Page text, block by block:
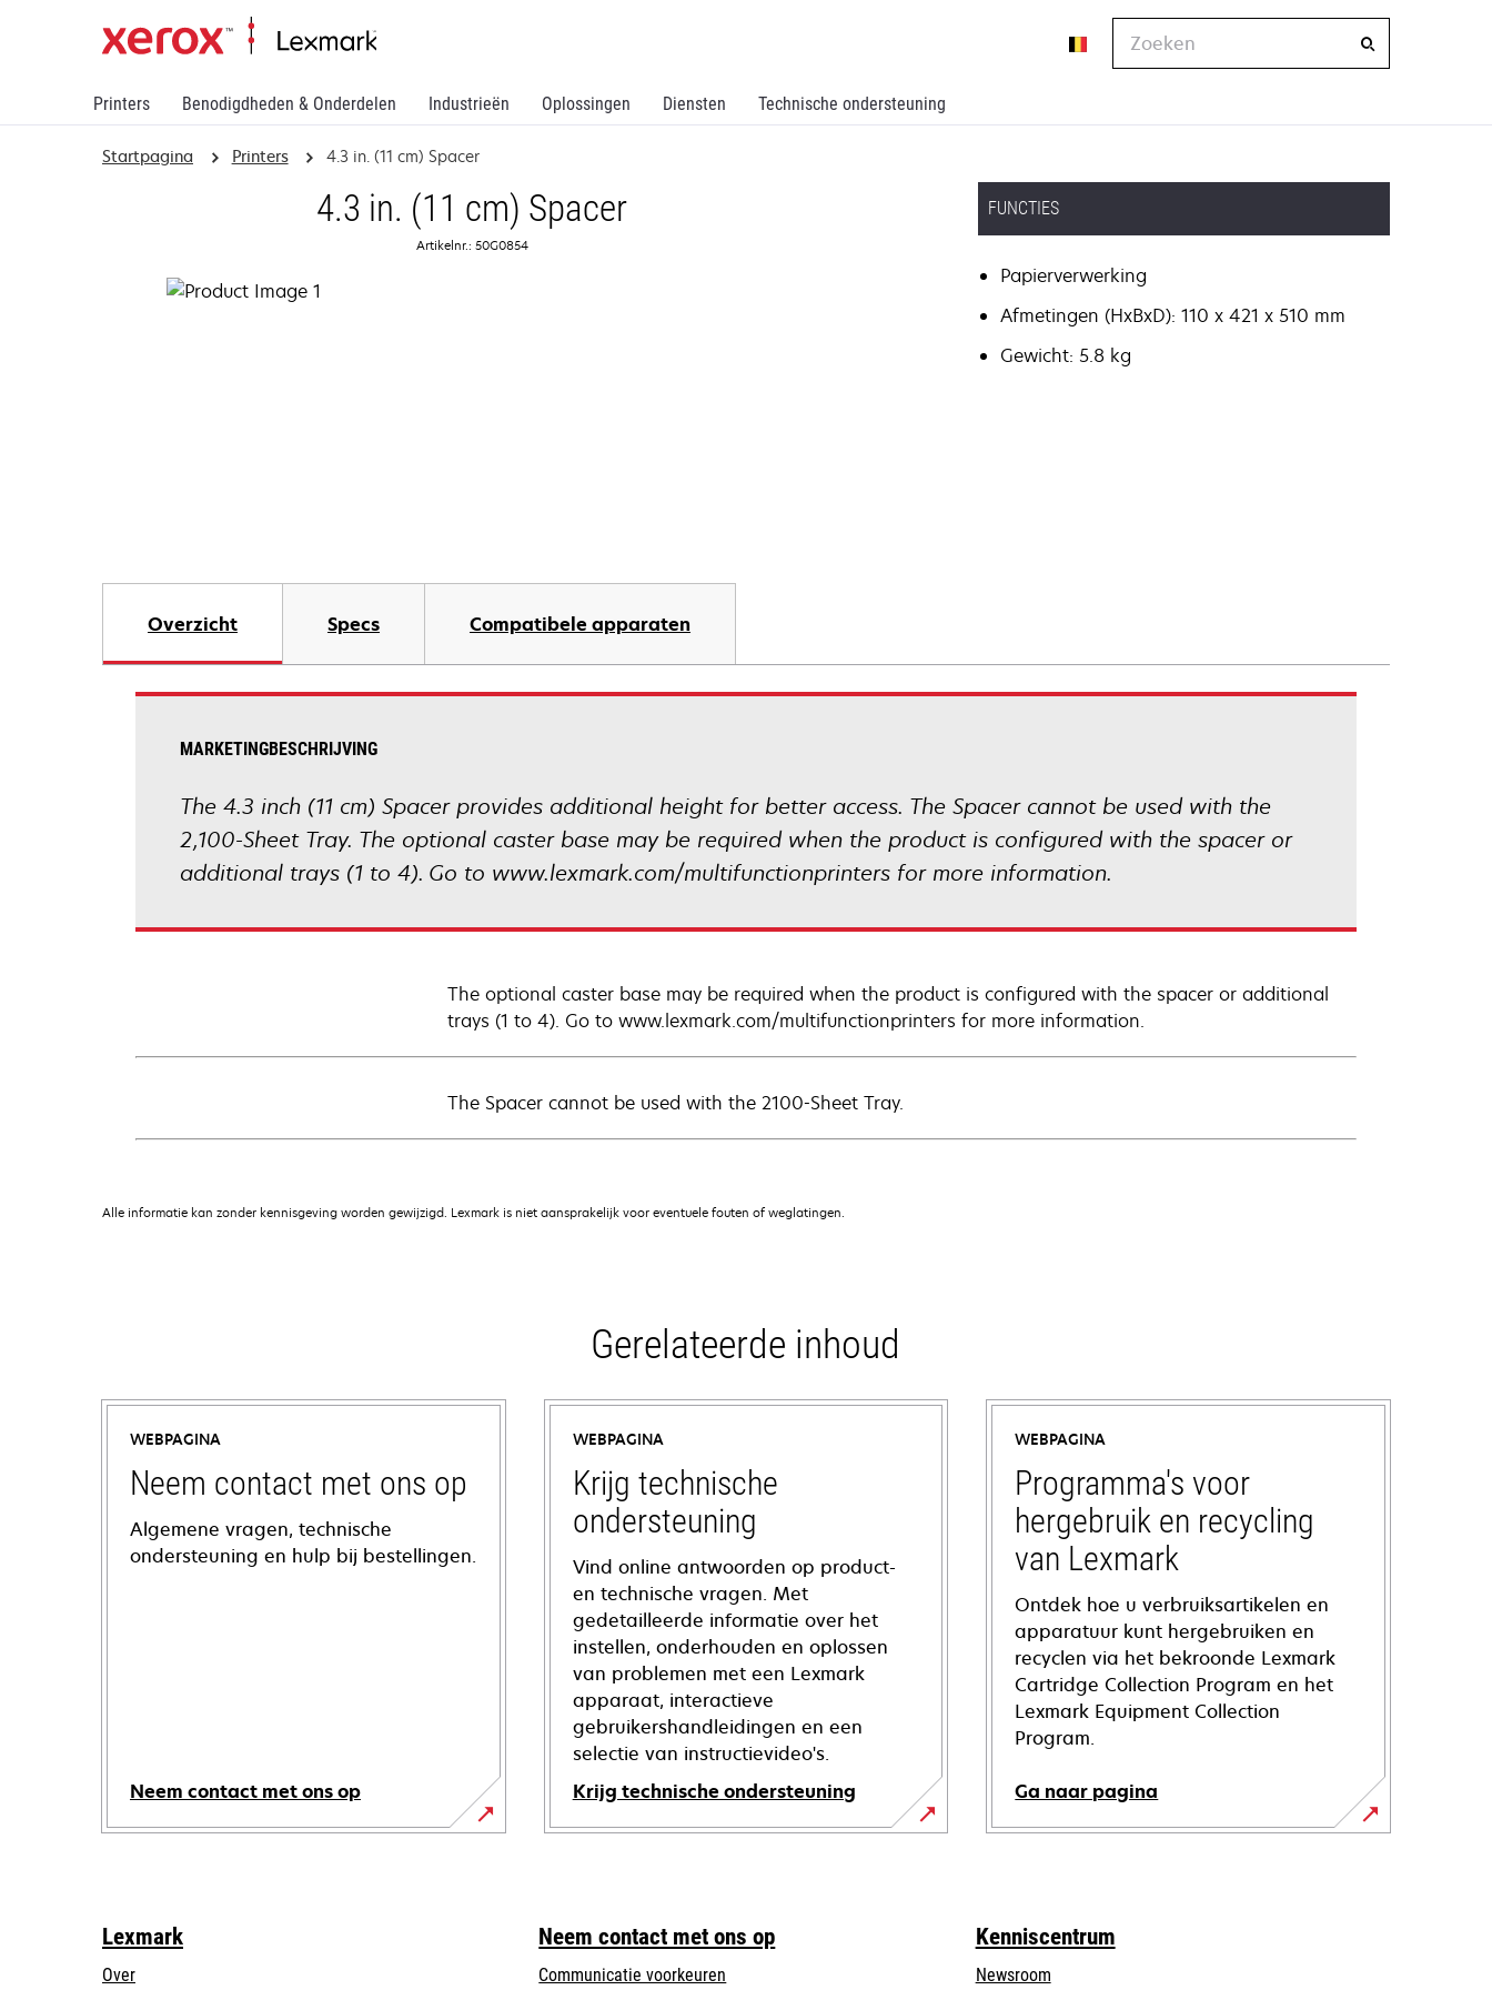
Printers Benodigdheden & Onderdelen Industrieën Oplossingen Diensten Technische ondersteuning
Zoeken
Startpagina Printers 4.3 in. (11 cm) Spacer
4.3 in. (11 cm) Spacer
Artikelnr.: 50G0854
FUNCTIES
Papierverwerking
Afmetingen (HxBxD): 110 x 421 x 510 mm
Gewicht: 5.8 kg
Overzicht Specs Compatibele apparaten
MARKETINGBESCHRIJVING
The 4.3 inch (11 cm) Spacer provides additional height for better access. The Spacer cannot be used with the
2,100-Sheet Tray. The optional caster base may be required when the product is configured with the spacer or
additional trays (1 to 4). Go to www.lexmark.com/multifunctionprinters for more information.
The optional caster base may be required when the product is configured with the spacer or additional
trays (1 to 4). Go to www.lexmark.com/multifunctionprinters for more information.
The Spacer cannot be used with the 2100-Sheet Tray.
Alle informatie kan zonder kennisgeving worden gewijzigd. Lexmark is niet aansprakelijk voor eventuele fouten of weglatingen.
Gerelateerde inhoud
WEBPAGINA
Neem contact met ons op
Algemene vragen, technische
ondersteuning en hulp bij bestellingen.
Neem contact met ons op
WEBPAGINA
Krijg technische
ondersteuning
Vind online antwoorden op product-
en technische vragen. Met
gedetailleerde informatie over het
instellen, onderhouden en oplossen
van problemen met een Lexmark
apparaat, interactieve
gebruikershandleidingen en een
selectie van instructievideo's.
Krijg technische ondersteuning
opens
tab
WEBPAGINA
Programma's voor
hergebruik en recycling
van Lexmark
Ontdek hoe u verbruiksartikelen en
apparatuur kunt hergebruiken en
recyclen via het bekroonde Lexmark
Cartridge Collection Program en het
Lexmark Equipment Collection
Program.
Ga naar pagina
Lexmark
Over
Neem contact met ons op
Communicatie voorkeuren
Kenniscentrum
Newsroom